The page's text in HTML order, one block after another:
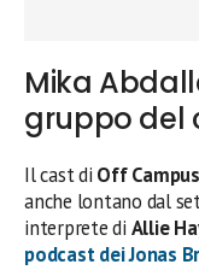
Mika
gruppo del
Il cast di Off Campus
anche lontano dal
interprete di Allie
podcast dei Jonas